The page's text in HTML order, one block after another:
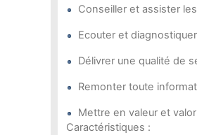
Conseiller et assister
Ecouter et
Délivrer une qualité de
Remonter toute
Mettre en valeur et
Caractéristiques :